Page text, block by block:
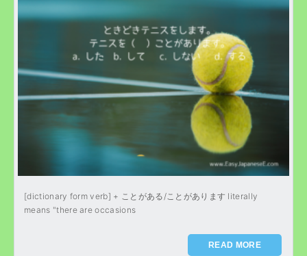
[dictionary form verb] + ことがある/ことがあります literally
means "there are occasions
READ MORE